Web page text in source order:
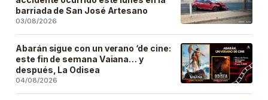
barriada de San José Artesano
03/08/2026
Abarán sigue con un verano ‘de cine:
este fin de semana Vaiana… y
después, La Odisea
04/08/2026